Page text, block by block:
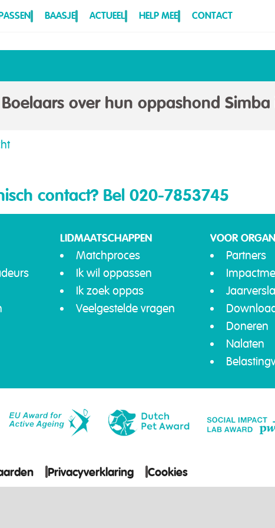
BAASJE ACTUEEL HELP MEE CONTACT
Boelaars over hun oppashond
contact? Bel 020-7853745
LIDMAATSCHAPPEN
Matchproces
Ik wil oppassen
Ik zoek oppas
Veelgestelde vragen
VOOR
Partners
Doneren
Nalaten
Privacyverklaring Cookies